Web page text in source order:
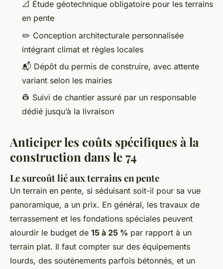
📐 Étude géotechnique obligatoire pour les terrains
en pente
✏️ Conception architecturale personnalisée
intégrant climat et règles locales
📬 Dépôt du permis de construire, avec attente
variant selon les mairies
👷 Suivi de chantier assuré par un responsable
dédié jusqu’à la livraison
Anticiper les coûts spécifiques à la
construction dans le 74
Le surcoût lié aux terrains en pente
Un terrain en pente, si séduisant soit-il pour sa vue
panoramique, a un prix. En général, les travaux de
terrassement et les fondations spéciales peuvent
alourdir le budget de 15 à 25 % par rapport à un
terrain plat. Il faut compter sur des équipements
lourds, des soutènements parfois bétonnés, et un